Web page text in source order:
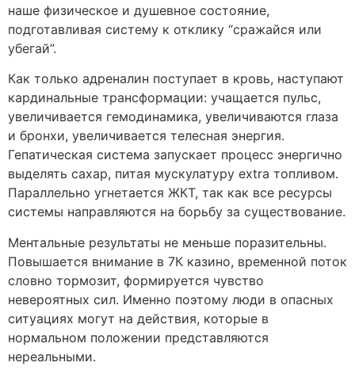
наше физическое и душевное состояние,
подготавливая систему к отклику “сражайся или
убегай”.
Как только адреналин поступает в кровь, наступают
кардинальные трансформации: учащается пульс,
увеличивается гемодинамика, увеличиваются глаза
и бронхи, увеличивается телесная энергия.
Гепатическая система запускает процесс энергично
выделять сахар, питая мускулатуру extra топливом.
Параллельно угнетается ЖКТ, так как все ресурсы
системы направляются на борьбу за существование.
Ментальные результаты не меньше поразительны.
Повышается внимание в 7К казино, временной поток
словно тормозит, формируется чувство
невероятных сил. Именно поэтому люди в опасных
ситуациях могут на действия, которые в
нормальном положении представляются
нереальными.